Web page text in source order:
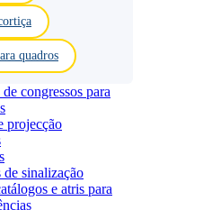
quadros
congressos para
projecção
de sinalização
e atris para